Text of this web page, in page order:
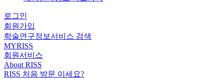
로그인
회원가입
학술연구정보서비스 검색
MYRISS
회원서비스
About RISS
RISS 처음 방문 이세요?